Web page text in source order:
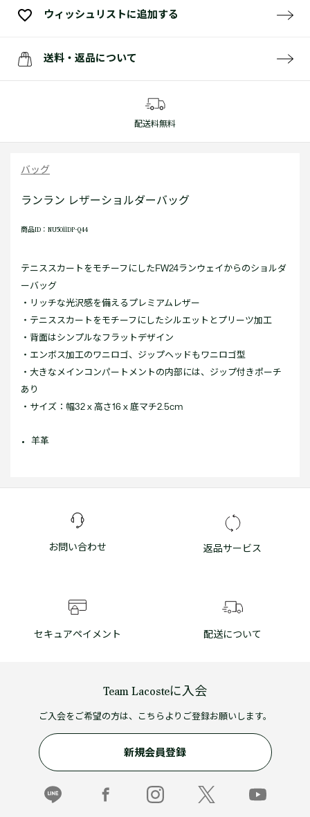
ウィッシュリストに追加する
送料・返品について
配送料無料
バッグ
ランラン レザーショルダーバッグ
商品ID：NU5011DP-Q44
テニススカートをモチーフにしたFW24ランウェイからのショルダ
ーバッグ
・リッチな光沢感を備えるプレミアムレザー
・テニススカートをモチーフにしたシルエットとプリーツ加工
・背面はシンプルなフラットデザイン
・エンボス加工のワニロゴ、ジップヘッドもワニロゴ型
・大きなメインコンパートメントの内部には、ジップ付きポーチ
あり
・サイズ：幅32 x 高さ16 x 底マチ2.5cm
羊革
お問い合わせ 返品サービス
セキュアペイメント 配送について
Team Lacosteに入会
ご入会をご希望の方は、こちらよりご登録お願いします。
新規会員登録